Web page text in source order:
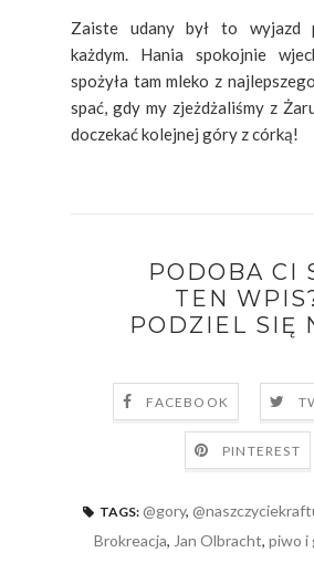
Zaiste udany był to wyjazd
każdym. Hania spokojnie
spożyła tam mleko z
spać, gdy my zjeżdżaliśmy z
doczekać kolejnej góry z córką!
PODOBA CI
TEN
PODZIEL SIĘ
FACEBOOK
PINTEREST
TAGS: @gory,
Brokreacja, Jan Olbracht, piwo i